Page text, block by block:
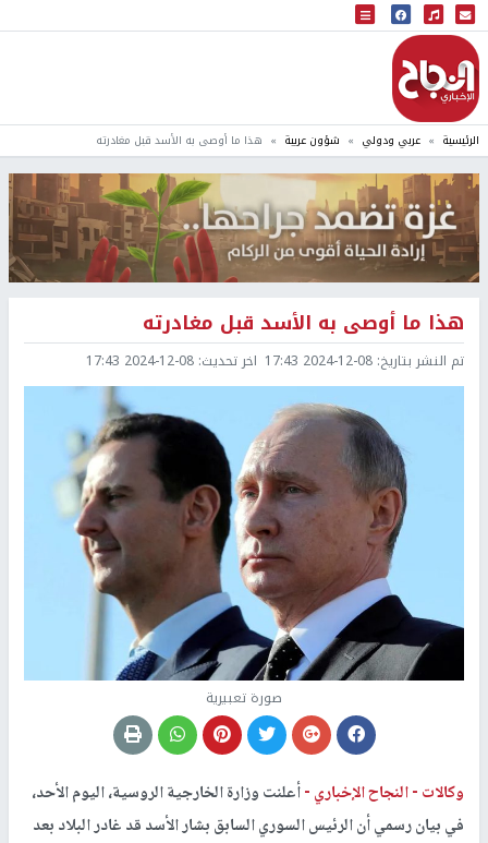
البث المباشر
إذاعة النجاح
الرئيسية عربي ودولي شؤون عربية هذا ما أوصى به الأسد قبل مغادرته
هذا ما أوصى به الأسد قبل مغادرته
تم النشر بتاريخ: 2024-12-08 17:43 اخر تحديث: 2024-12-08 17:43
صورة تعبيرية
وكالات -النجاح الإخباري -أعلنت وزارة الخارجية الروسية، اليوم الأحد،
في بيان رسمي أن الرئيس السوري السابق بشار الأسد قد غادر البلاد بعد